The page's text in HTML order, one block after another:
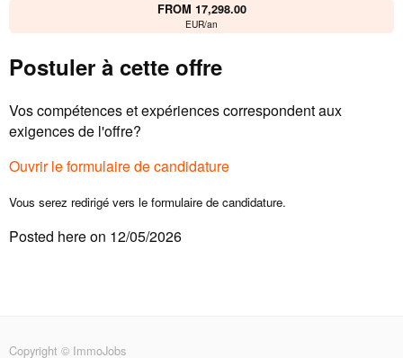
FROM 17,298.00
EUR/an
Postuler à cette offre
Vos compétences et expériences correspondent aux
exigences de l'offre?
Ouvrir le formulaire de candidature
Vous serez redirigé vers le formulaire de candidature.
Posted here on 12/05/2026
Copyright © ImmoJobs